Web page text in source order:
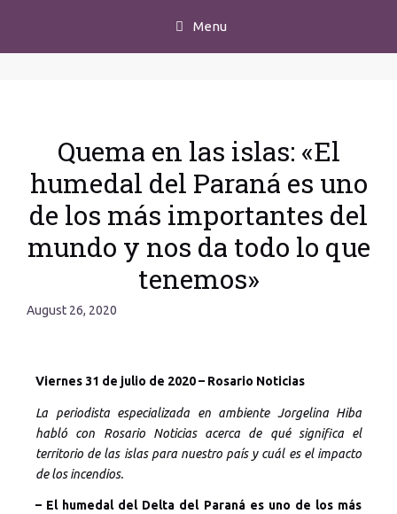
Menu
Quema en las islas: «El
humedal del Paraná es uno
de los más importantes del
mundo y nos da todo lo que
tenemos»
August 26, 2020
Viernes 31 de julio de 2020 – Rosario Noticias
La periodista especializada en ambiente Jorgelina Hiba
habló con Rosario Noticias acerca de qué significa el
territorio de las islas para nuestro país y cuál es el impacto
de los incendios.
– El humedal del Delta del Paraná es uno de los más